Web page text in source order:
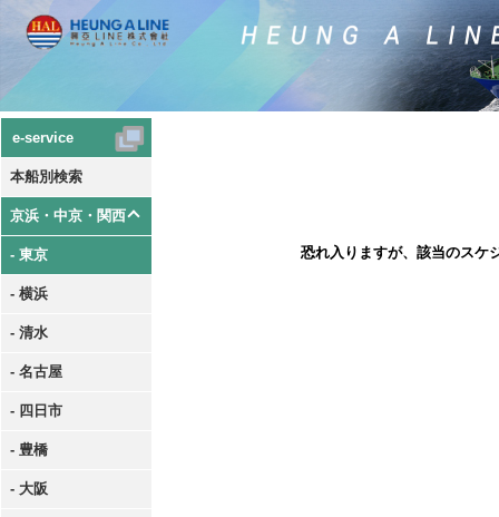
e-service
本船別検索
京浜・中京・関西
- 東京
- 横浜
- 清水
- 名古屋
- 四日市
- 豊橋
- 大阪
恐れ入りますが、該当のスケ